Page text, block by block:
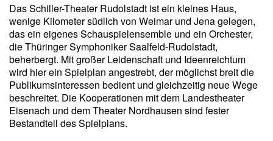
Das Schiller-Theater Rudolstadt ist ein kleines Haus,
wenige Kilometer südlich von Weimar und Jena gelegen,
das ein eigenes Schauspielensemble und ein Orchester,
die Thüringer Symphoniker Saalfeld-Rudolstadt,
beherbergt. Mit großer Leidenschaft und Ideenreichtum
wird hier ein Spielplan angestrebt, der möglichst breit die
Publikumsinteressen bedient und gleichzeitig neue Wege
beschreitet. Die Kooperationen mit dem Landestheater
Eisenach und dem Theater Nordhausen sind fester
Bestandteil des Spielplans.